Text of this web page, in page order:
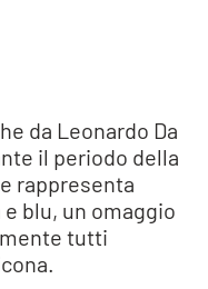
da Leonardo Da
il periodo della
rappresenta
blu, un omaggio
tutti